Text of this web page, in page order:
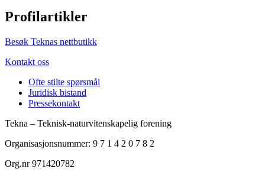
Profilartikler
Besøk Teknas nettbutikk
Kontakt oss
Ofte stilte spørsmål
Juridisk bistand
Pressekontakt
Tekna – Teknisk-naturvitenskapelig forening
Organisasjonsnummer: 9 7 1 4 2 0 7 8 2
Org.nr 971420782